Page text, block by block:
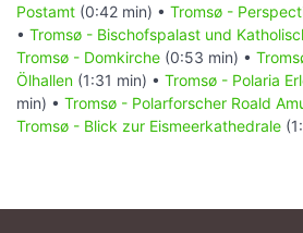
Postamt (0:42 min) • Tromsø -
• Tromsø - Bischofspalast und
Tromsø - Domkirche (0:53 min) •
Ölhallen (1:31 min) • Tromsø - Polaria
min) • Tromsø - Polarforscher Roald
Tromsø - Blick zur Eismeerkathedrale